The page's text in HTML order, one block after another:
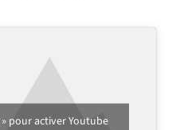
» pour activer Youtube